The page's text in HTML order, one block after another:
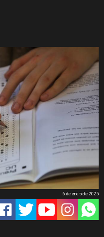
6 de enero de 2025